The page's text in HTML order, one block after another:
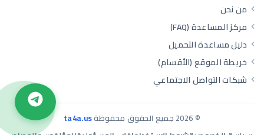
من نحن
مركز المساعدة (FAQ)
دليل مساعدة التحميل
خريطة الموقع (الأقسام)
شبكات التواصل الاجتماعي
©
2026 جميع الحقوق محفوظةta4a.us